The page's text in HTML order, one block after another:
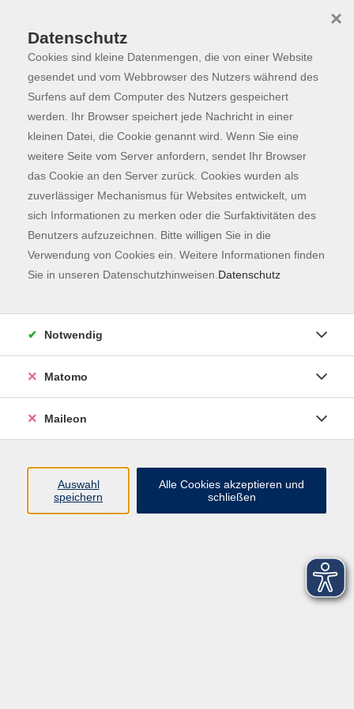
Skip to main content
Programm
Der Kurs konnte nicht gefunden werden.
Kontaktformular
Impressum
AGB
Datenschutzerklärung
Datenschutz
Cookies sind kleine Datenmengen, die von einer Website
gesendet und vom Webbrowser des Nutzers während des
Surfens auf dem Computer des Nutzers gespeichert
werden. Ihr Browser speichert jede Nachricht in einer
kleinen Datei, die Cookie genannt wird. Wenn Sie eine
weitere Seite vom Server anfordern, sendet Ihr Browser
das Cookie an den Server zurück. Cookies wurden als
zuverlässiger Mechanismus für Websites entwickelt, um
sich Informationen zu merken oder die Surfaktivitäten des
Benutzers aufzuzeichnen. Bitte willigen Sie in die
Verwendung von Cookies ein. Weitere Informationen finden
Sie in unseren Datenschutzhinweisen. Datenschutz
×
Notwendig
Matomo
Maileon
Auswahl
speichern
Alle Cookies akzeptieren und
schließen